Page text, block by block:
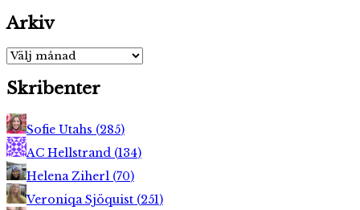
Arkiv
Arkiv
Skribenter
Sofie Utahs (285)
AC Hellstrand (134)
Helena Ziherl (70)
Veroniqa Sjöquist (251)